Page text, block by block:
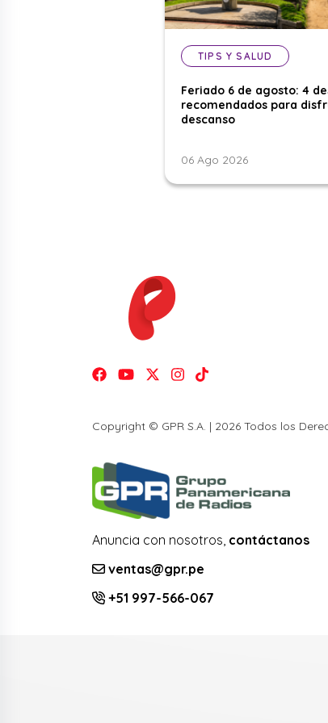
TIPS Y SALUD
Feriado 6 de agosto: 4
recomendados para
descanso
06 Ago 2026
Copyright © GPR S.A. | 2026 Todos los
Anuncia con nosotros, contáctanos
ventas@gpr.pe
+51 997-566-067